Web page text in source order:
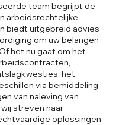
team begrijpt de
arbeidsrechtelijke
biedt uitgebreid advies
om uw belangen
het nu gaat om het
het
via bemiddeling,
van naleving van
streven naar
oplossingen.